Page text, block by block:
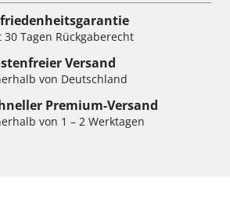
30 Tagen Rückgaberecht
Versand
von Deutschland
Premium-Versand
von 1 – 2 Werktagen